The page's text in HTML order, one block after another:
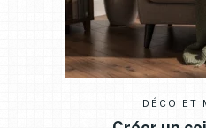
DÉCO ET